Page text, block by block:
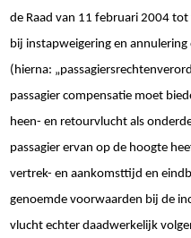
de Raad van 11 februari 2004
bij instapweigering en
(hierna:
passagier compensatie moet
heen- en retourvlucht als
passagier ervan op de hoogte
vertrek- en aankomsttijd en
genoemde voorwaarden bij de
vlucht echter daadwerkelijk